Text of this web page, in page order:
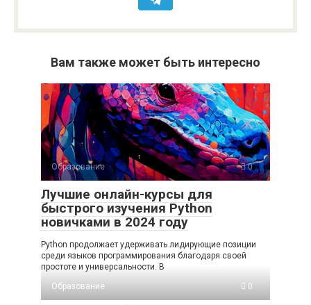
Вам также может быть интересно
Образование 0
Лучшие онлайн-курсы для
быстрого изучения Python
новичками в 2024 году
Python продолжает удерживать лидирующие позиции
среди языков программирования благодаря своей
простоте и универсальности. В
Образование
0